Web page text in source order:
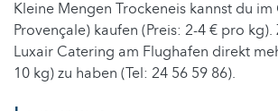
Kleine Mengen Trockeneis kannst du im
Provençale) kaufen (Preis: 2-4 € pro
Luxair Catering am Flughafen direkt
10 kg) zu haben (Tel: 24 56 59 86).